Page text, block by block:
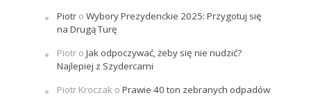
Piotro Wybory Prezydenckie 2025: Przygotuj się
na Drugą Turę
Piotro Jak odpoczywać, żeby się nie nudzić?
Najlepiej z Szydercami
Piotr Kroczako Prawie 40 ton zebranych odpadów